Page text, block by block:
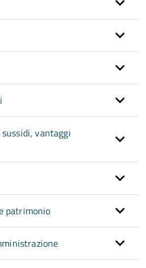
vantaggi
patrimonio